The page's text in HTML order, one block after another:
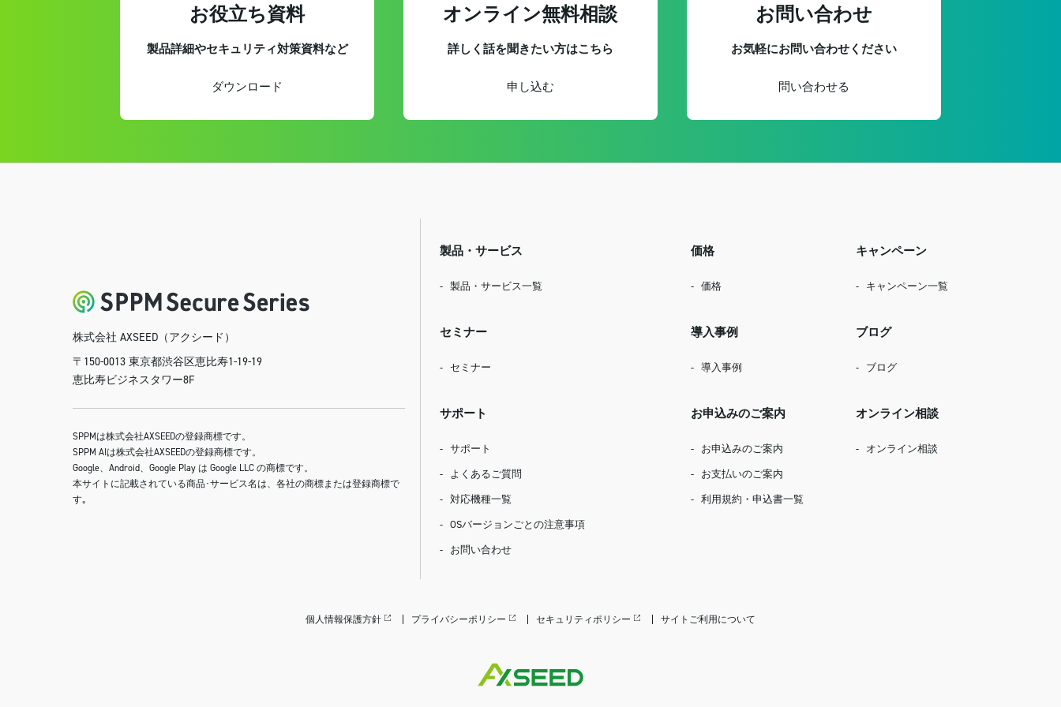
お役立ち資料
製品詳細やセキュリティ対策資料など
ダウンロード
オンライン無料相談
詳しく話を聞きたい方はこちら
申し込む
お問い合わせ
お気軽にお問い合わせください
問い合わせる
製品・サービス
製品・サービス一覧
価格
価格
キャンペーン
キャンペーン一覧
セミナー
セミナー
導入事例
導入事例
ブログ
ブログ
サポート
サポート
よくあるご質問
対応機種一覧
OSバージョンごとの注意事項
お問い合わせ
お申込みのご案内
お申込みのご案内
お支払いのご案内
利用規約・申込書一覧
オンライン相談
オンライン相談
個人情報保護方針 プライバシーポリシー セキュリティポリシー サイトご利用について
株式会社 AXSEED（アクシード）
〒150-0013 東京都渋谷区恵比寿1-19-19
恵比寿ビジネスタワー8F
SPPMは株式会社AXSEEDの登録商標です。
SPPM AIは株式会社AXSEEDの登録商標です。
Google、Android、Google Play は Google LLC の商標です。
本サイトに記載されている商品･サービス名は、各社の商標または登録商標で
す｡